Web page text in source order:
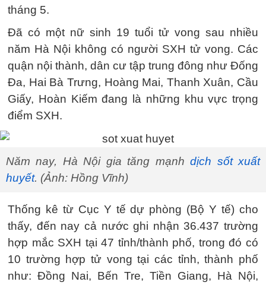
tháng 5.
Đã có một nữ sinh 19 tuổi tử vong sau nhiều
năm Hà Nội không có người SXH tử vong. Các
quận nội thành, dân cư tập trung đông như Đống
Đa, Hai Bà Trưng, Hoàng Mai, Thanh Xuân, Cầu
Giấy, Hoàn Kiếm đang là những khu vực trọng
điểm SXH.
Năm nay, Hà Nội gia tăng mạnhdịch sốt xuất
huyết. (Ảnh: Hồng Vĩnh)
Thống kê từ Cục Y tế dự phòng (Bộ Y tế) cho
thấy, đến nay cả nước ghi nhận 36.437 trường
hợp mắc SXH tại 47 tỉnh/thành phố, trong đó có
10 trường hợp tử vong tại các tỉnh, thành phố
như: Đồng Nai, Bến Tre, Tiền Giang, Hà Nội,